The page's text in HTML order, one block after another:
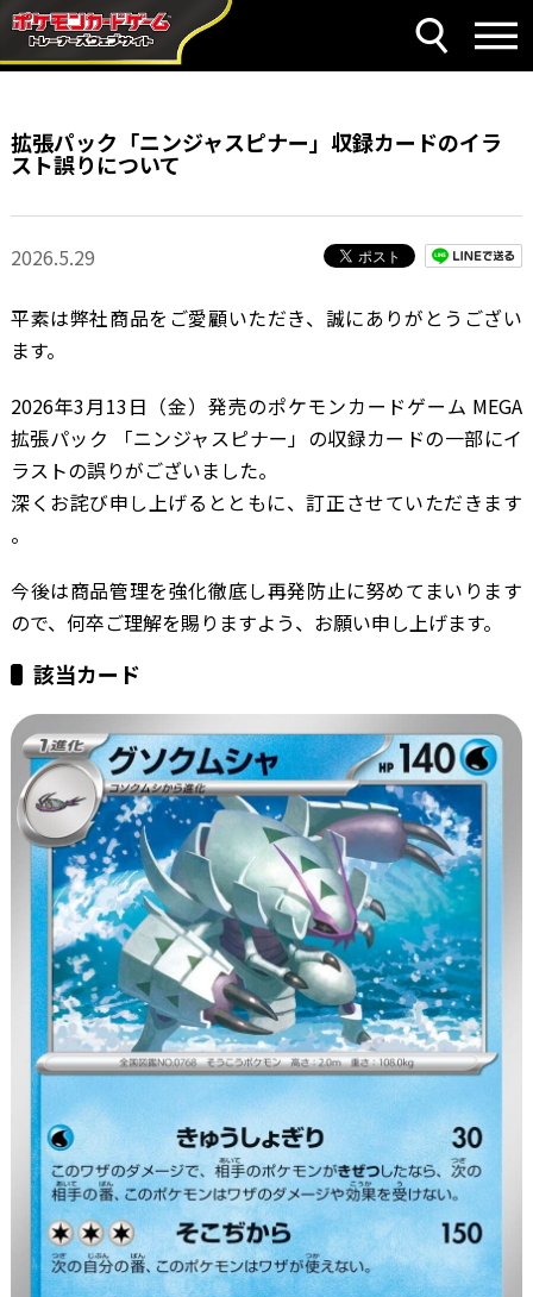
拡張パック「ニンジャスピナー」収録カードのイラ
スト誤りについて
2026.5.29
平素は弊社商品をご愛顧いただき、誠にありがとうござい
ます。
2026年3月13日（金）発売のポケモンカードゲーム MEGA
拡張パック 「ニンジャスピナー」の収録カードの一部にイ
ラストの誤りがございました。
深くお詫び申し上げるとともに、訂正させていただきます
。
今後は商品管理を強化徹底し再発防止に努めてまいります
ので、何卒ご理解を賜りますよう、お願い申し上げます。
該当カード